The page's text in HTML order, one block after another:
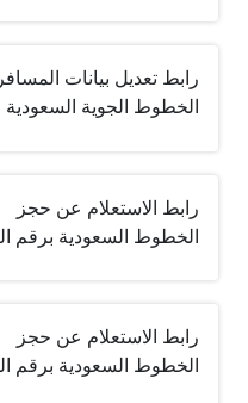
رابط تعديل بيانات المسافر
الخطوط الجوية السعودية
رابط الاستعلام عن حجز
الخطوط السعودية برقم
رابط الاستعلام عن حجز
الخطوط السعودية برقم